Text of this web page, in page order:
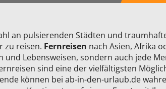
an pulsierenden Städten und
zu reisen. Fernreisen nach Asien, Afrika
Lebensweisen, sondern auch jede
sind eine der vielfältigsten
können bei ab-in-den-urlaub.de